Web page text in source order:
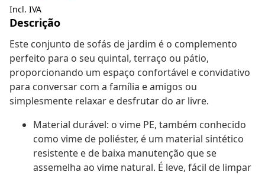
Incl. IVA
Descrição
Este conjunto de sofás de jardim é o complemento
perfeito para o seu quintal, terraço ou pátio,
proporcionando um espaço confortável e convidativo
para conversar com a família e amigos ou
simplesmente relaxar e desfrutar do ar livre.
Material durável: o vime PE, também conhecido
como vime de poliéster, é um material sintético
resistente e de baixa manutenção que se
assemelha ao vime natural. É leve, fácil de limpar